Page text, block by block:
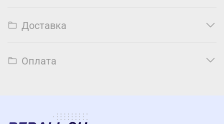
Доставка
Оплата